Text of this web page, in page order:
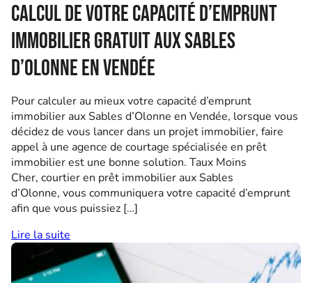
Calcul de votre capacité d’emprunt
immobilier gratuit aux Sables
d’Olonne en Vendée
Pour calculer au mieux votre capacité d’emprunt
immobilier aux Sables d’Olonne en Vendée, lorsque vous
décidez de vous lancer dans un projet immobilier, faire
appel à une agence de courtage spécialisée en prêt
immobilier est une bonne solution. Taux Moins
Cher, courtier en prêt immobilier aux Sables
d’Olonne, vous communiquera votre capacité d’emprunt
afin que vous puissiez […]
Lire la suite